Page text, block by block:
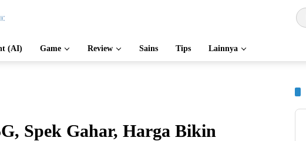
(AI) Game Review Sains Tips Lainnya
Spek Gahar, Harga Bikin